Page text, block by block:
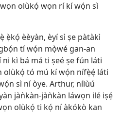
olùkọ́ wọn rí kí wọ́n sì
ẹ̀kọ́ èèyàn, èyí sì ṣe pàtàkì
tí wọ́n mọ̀wé gan-an
kì bá má ti ṣeé ṣe fún láti
olùkọ́ tó mú kí wọ́n nífẹ̀ẹ́ láti
sì ní òye. Arthur, nílùú
jàǹkàn-jàǹkàn láwọn ilé iṣẹ́
olùkọ́ ti kọ́ ní àkókò kan